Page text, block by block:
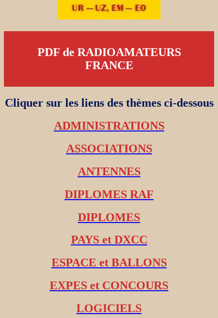
PDF de RADIOAMATEURS
FRANCE
Cliquer sur les liens des thèmes ci-dessous
ADMINISTRATIONS
ASSOCIATIONS
ANTENNES
DIPLOMES RAF
DIPLOMES
PAYS et DXCC
ESPACE et BALLONS
EXPES et CONCOURS
LOGICIELS